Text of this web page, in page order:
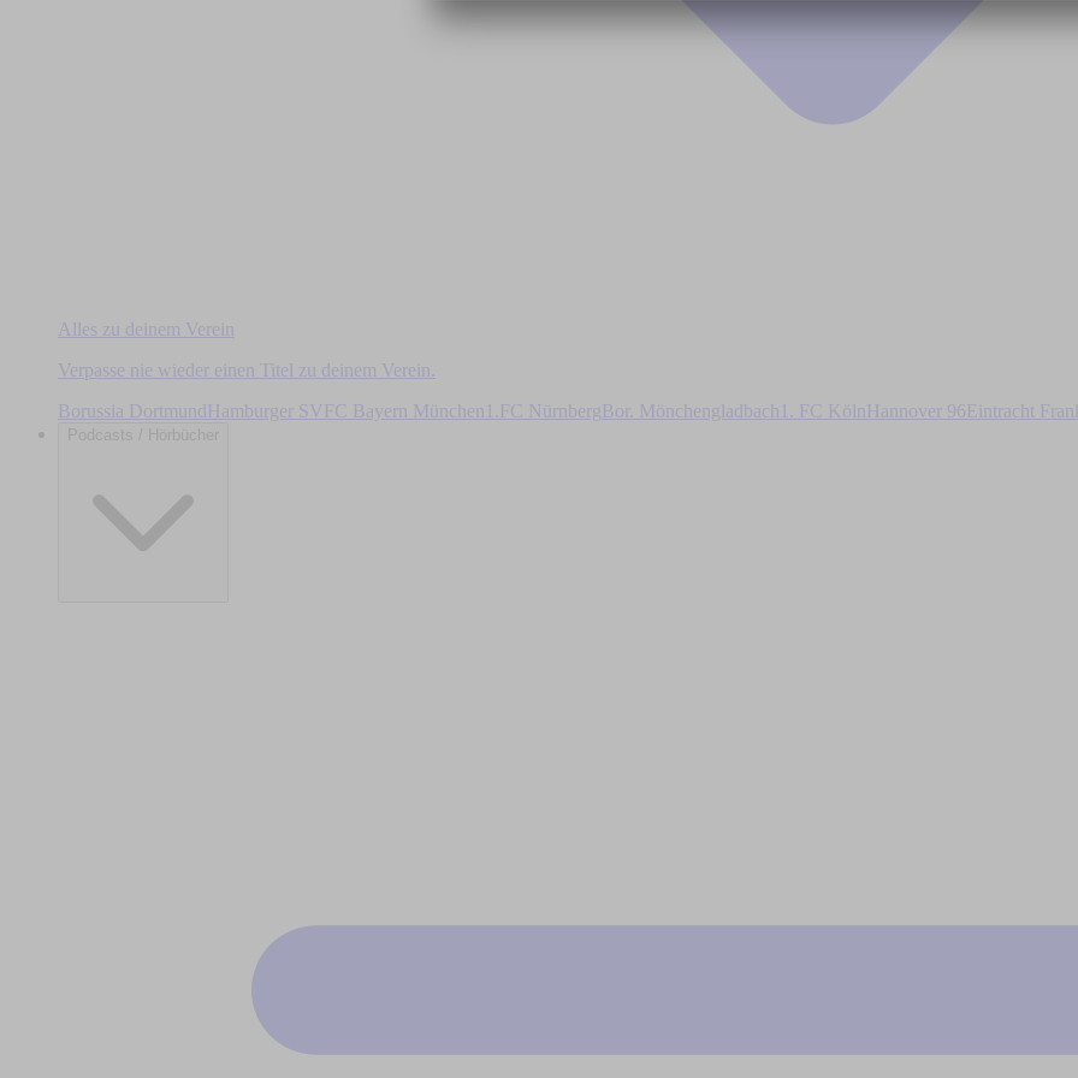
Alles zu deinem Verein
Verpasse nie wieder einen Titel zu deinem Verein.
Borussia DortmundHamburger SV FC Bayern München 1.FC Nürnberg Bor. Mönchengladbach 1. FC Köln Hannover 96Eintracht
Podcasts / Hörbücher